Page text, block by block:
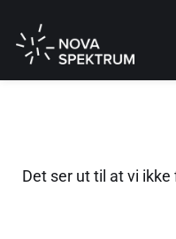
Det ser ut til at vi